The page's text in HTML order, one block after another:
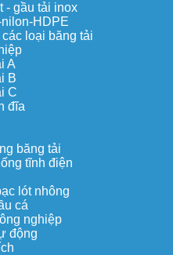
- gầu tải inox
HDPE
loại băng tải
A
B
C
đĩa
băng tải
tĩnh điện
lót nhông
cá
nghiệp
động